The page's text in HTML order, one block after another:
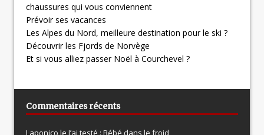
chaussures qui vous conviennent
Prévoir ses vacances
Les Alpes du Nord, meilleure destination pour le ski ?
Découvrir les Fjords de Norvège
Et si vous alliez passer Noël à Courchevel ?
Commentaires récents
Laponico le J’ai testé : Bébé dans le froid